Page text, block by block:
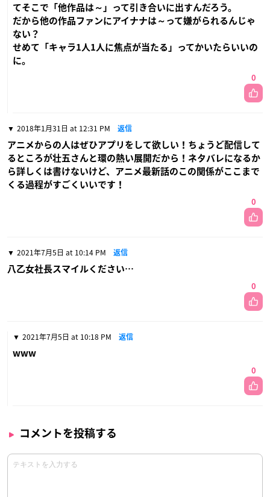
てそこで「他作品は～」って引き合いに出すんだろう。
だから他の作品ファンにアイナナは～って嫌がられるんじゃ
ない？
せめて「キャラ1人1人に焦点が当たる」ってかいたらいいの
に。
0
2018年1月31日 at 12:31 PM 返信
アニメからの人はぜひアプリをして欲しい！ちょうど配信して
るところが壮五さんと環の熱い展開だから！ネタバレになるか
ら詳しくは書けないけど、アニメ最新話のこの関係がここまで
くる過程がすごくいいです！
0
2021年7月5日 at 10:14 PM 返信
八乙女社長スマイルください…
0
2021年7月5日 at 10:18 PM 返信
www
0
コメントを投稿する